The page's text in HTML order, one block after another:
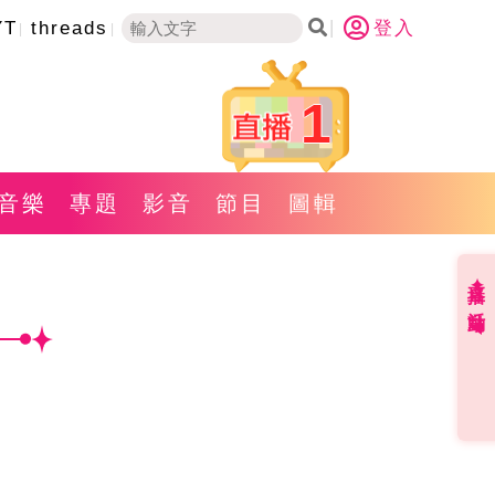
threads 登入
1
樂 專題 影音 節目 圖輯
直播✦活動